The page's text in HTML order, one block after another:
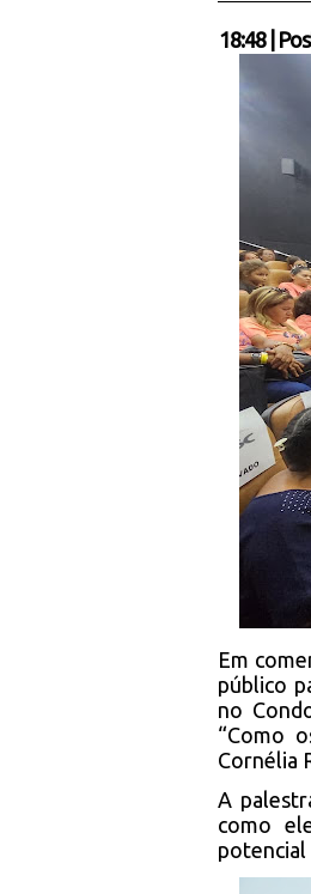
18:48|
Em
público
no
“Como
Cornélia
A
como